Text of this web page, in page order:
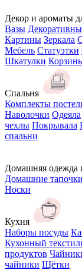
Декор и ароматы
Вазы
Картины Зеркала
Мебель Статуэтки
Шкатулки
Спальня
Комплекты
Наволочки Одеяла
чехлы Покрывала
спальни
Домашняя одежда
Домашние тапочки
Носки
Кухня
Наборы посуды
Кухонный
продуктов
чайники Щётки